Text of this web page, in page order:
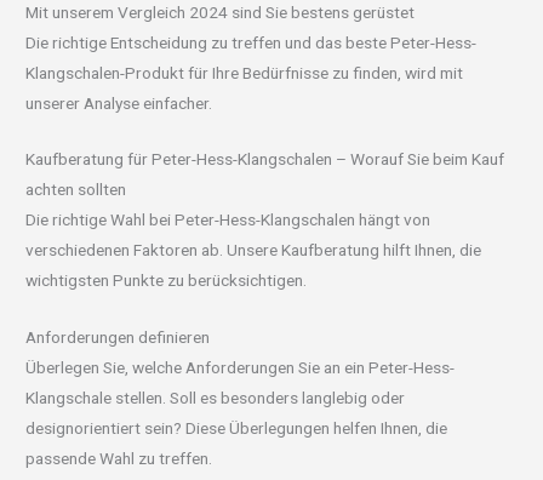
Mit unserem Vergleich 2024 sind Sie bestens gerüstet
Die richtige Entscheidung zu treffen und das beste Peter-Hess-
Klangschalen-Produkt für Ihre Bedürfnisse zu finden, wird mit
unserer Analyse einfacher.
Kaufberatung für Peter-Hess-Klangschalen – Worauf Sie beim Kauf
achten sollten
Die richtige Wahl bei Peter-Hess-Klangschalen hängt von
verschiedenen Faktoren ab. Unsere Kaufberatung hilft Ihnen, die
wichtigsten Punkte zu berücksichtigen.
Anforderungen definieren
Überlegen Sie, welche Anforderungen Sie an ein Peter-Hess-
Klangschale stellen. Soll es besonders langlebig oder
designorientiert sein? Diese Überlegungen helfen Ihnen, die
passende Wahl zu treffen.